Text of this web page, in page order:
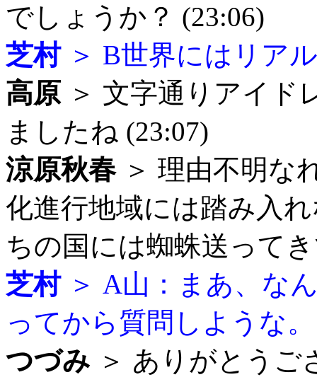
でしょうか？ (23:06)
芝村＞ B世界にはリア
高原 ＞ 文字通りアイド
ましたね (23:07)
涼原秋春＞ 理由不明な
化進行地域には踏み入
ちの国には蜘蛛送って
芝村＞ A山：まあ、な
ってから質問しような
つづみ ＞ ありがとうご